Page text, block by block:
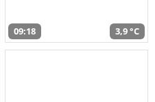
09:18 3,9 °C